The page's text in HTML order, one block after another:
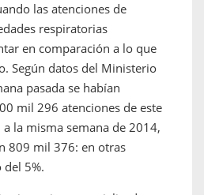
las atenciones de
respiratorias
en comparación a lo que
Según datos del Ministerio
pasada se habían
mil 296 atenciones de este
la misma semana de 2014,
809 mil 376: en otras
5%.